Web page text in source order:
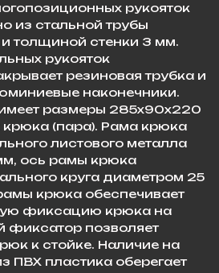
рукояток
из стальной трубы
толщиной стенки 3 мм.
рукояток
резиновая трубка и
наконечники.
размеры 285х90х220
крюка (пара). Рама крюка
листового металла
ось рамы крюка
круга диаметром 25
крюка обеспечивает
фиксацию крюка на
фиксатор позволяет
к стойке. Наличие на
ПВХ пластика оберегает